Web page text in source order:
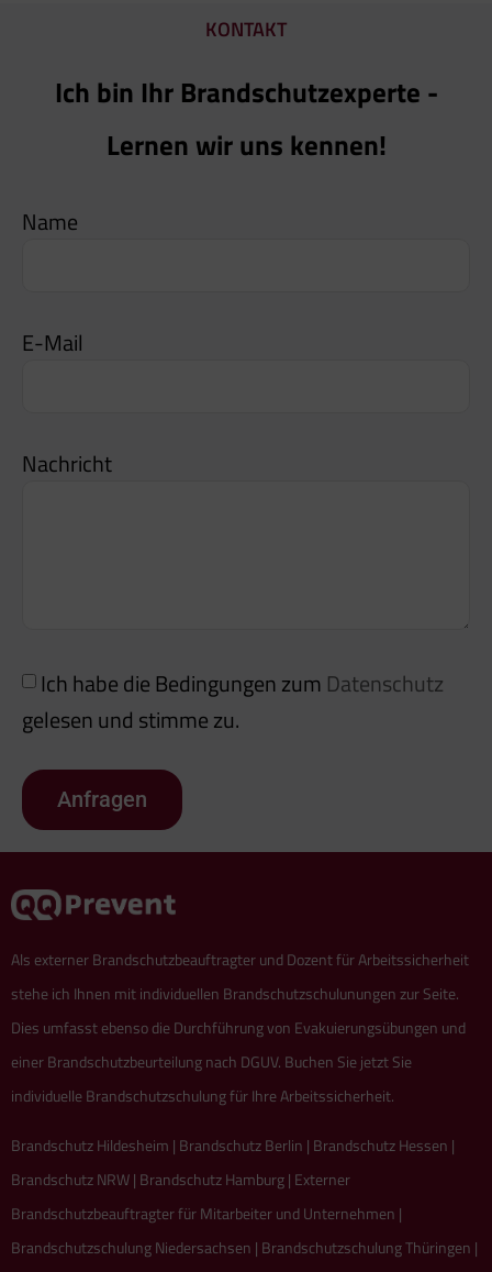
KONTAKT
Ich bin Ihr Brandschutzexperte -
Lernen wir uns kennen!
Name
E-Mail
Nachricht
Ich habe die Bedingungen zum Datenschutz
gelesen und stimme zu.
Anfragen
Als externer Brandschutzbeauftragter und Dozent für Arbeitssicherheit
stehe ich Ihnen mit individuellen Brandschutzschulunungen zur Seite.
Dies umfasst ebenso die Durchführung von Evakuierungsübungen und
einer Brandschutzbeurteilung nach DGUV. Buchen Sie jetzt Sie
individuelle Brandschutzschulung für Ihre Arbeitssicherheit.
Brandschutz Hildesheim | Brandschutz Berlin | Brandschutz Hessen |
Brandschutz NRW | Brandschutz Hamburg | Externer
Brandschutzbeauftragter für Mitarbeiter und Unternehmen |
Brandschutzschulung Niedersachsen | Brandschutzschulung Thüringen |